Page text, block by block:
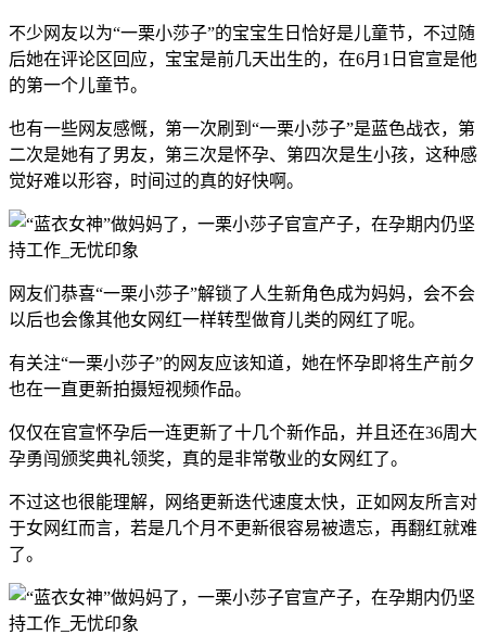
不少网友以为“一栗小莎子”的宝宝生日恰好是儿童节，不过随
后她在评论区回应，宝宝是前几天出生的，在6月1日官宣是他
的第一个儿童节。
也有一些网友感慨，第一次刷到“一栗小莎子”是蓝色战衣，第
二次是她有了男友，第三次是怀孕、第四次是生小孩，这种感
觉好难以形容，时间过的真的好快啊。
网友们恭喜“一栗小莎子”解锁了人生新角色成为妈妈，会不会
以后也会像其他女网红一样转型做育儿类的网红了呢。
有关注“一栗小莎子”的网友应该知道，她在怀孕即将生产前夕
也在一直更新拍摄短视频作品。
仅仅在官宣怀孕后一连更新了十几个新作品，并且还在36周大
孕勇闯颁奖典礼领奖，真的是非常敬业的女网红了。
不过这也很能理解，网络更新迭代速度太快，正如网友所言对
于女网红而言，若是几个月不更新很容易被遗忘，再翻红就难
了。